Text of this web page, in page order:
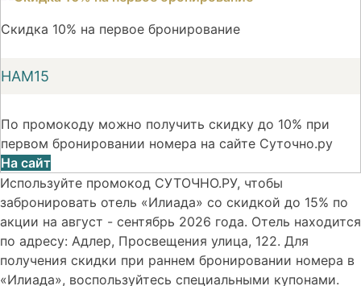
Скидка 10% на первое бронирование
НАМ15
По промокоду можно получить скидку до 10% при
первом бронировании номера на сайте Суточно.ру
На сайт
Используйте промокод СУТОЧНО.РУ, чтобы
забронировать отель «Илиада» со скидкой до 15% по
акции на август - сентябрь 2026 года. Отель находится
по адресу: Адлер, Просвещения улица, 122. Для
получения скидки при раннем бронировании номера в
«Илиада», воспользуйтесь специальными купонами.